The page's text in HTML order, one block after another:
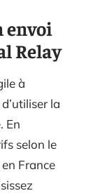
envoi
Relay
à
la
En
selon le
France